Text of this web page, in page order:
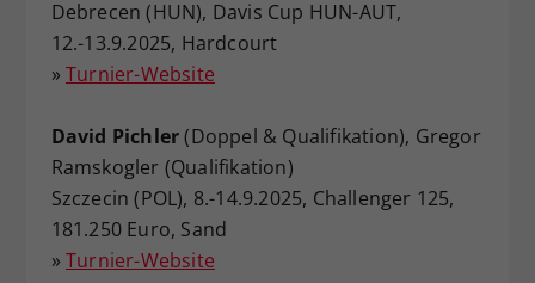
Debrecen (HUN), Davis Cup HUN-AUT,
12.-13.9.2025, Hardcourt
» Turnier-Website
David Pichler(Doppel & Qualifikation), Gregor
Ramskogler (Qualifikation)
Szczecin (POL), 8.-14.9.2025, Challenger 125,
181.250 Euro, Sand
» Turnier-Website
Dieser Wert speichert Ihre Consent-
Einstellungen. Unter anderem eine
zufällig generierte ID, für die
vorgenommen Einstellungen, falls der
Webseiten-Betreiber dies eingestellt
hat.